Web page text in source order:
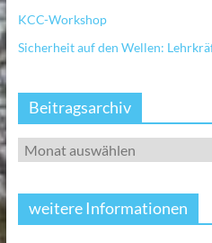
KCC-Workshop
Sicherheit auf den Wellen:
Beitragsarchiv
weitere Informationen